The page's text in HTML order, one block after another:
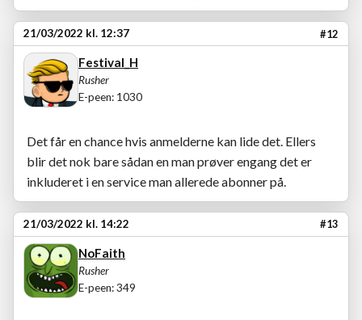
21/03/2022 kl. 12:37 #12
Festival_H
Rusher
E-peen: 1030
Det får en chance hvis anmelderne kan lide det. Ellers
blir det nok bare sådan en man prøver engang det er
inkluderet i en service man allerede abonner på.
21/03/2022 kl. 14:22 #13
NoFaith
Rusher
E-peen: 349